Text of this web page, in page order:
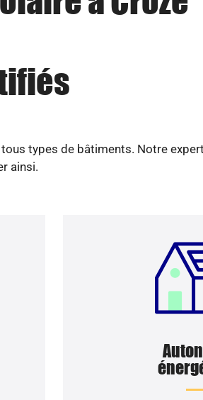
types de bâtiments. Notre
ainsi.